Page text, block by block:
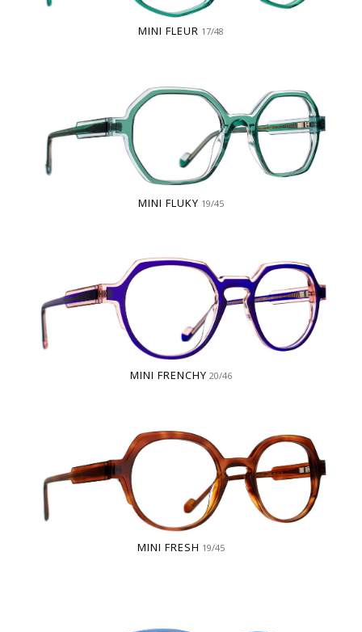
MINI FLEUR 17/48
MINI FLUKY 19/45
MINI FRENCHY 20/46
MINI FRESH 19/45